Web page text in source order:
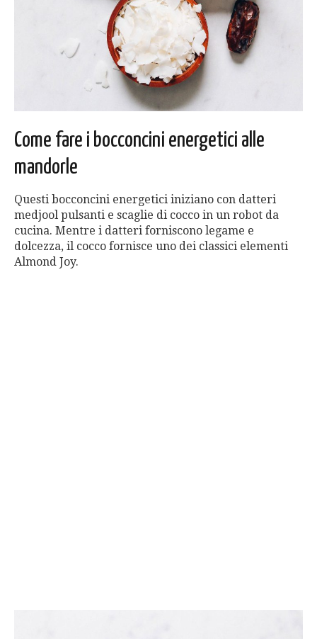
Come fare i bocconcini energetici alle
mandorle
Questi bocconcini energetici iniziano con datteri
medjool pulsanti e scaglie di cocco in un robot da
cucina. Mentre i datteri forniscono legame e
dolcezza, il cocco fornisce uno dei classici elementi
Almond Joy.